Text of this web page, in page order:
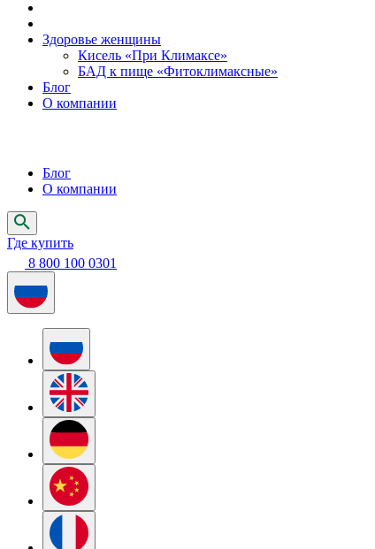
Здоровье женщины
Кисель «При Климаксе»
БАД к пище «Фитоклимаксные»
Блог
О компании
Блог
О компании
Где купить
8 800 100 0301